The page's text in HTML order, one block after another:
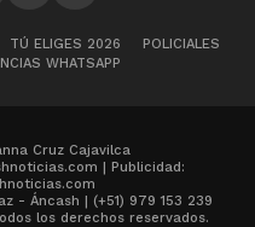
TÚ ELIGES 2026
POLICIALES
WHATSAPP
Cruz Cajavilca
| Publicidad:
- Áncash | (+51) 979 153 239
los derechos reservados.